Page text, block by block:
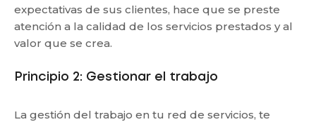
expectativas de sus clientes, hace que se preste
atención a la calidad de los servicios prestados y al
valor que se crea.
Principio 2: Gestionar el trabajo
La gestión del trabajo en tu red de servicios, te